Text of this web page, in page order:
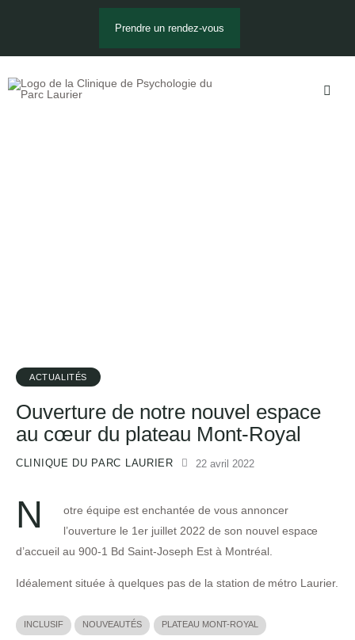
Prendre un rendez-vous
ACTUALITÉS
Ouverture de notre nouvel espace
au cœur du plateau Mont-Royal
CLINIQUE DU PARC LAURIER 22 avril 2022
N
otre équipe est enchantée de vous annoncer
l’ouverture le 1er juillet 2022 de son nouvel espace
d’accueil au 900-1 Bd Saint-Joseph Est à Montréal.
Idéalement située à quelques pas de la station de métro Laurier.
INCLUSIF NOUVEAUTÉS PLATEAU MONT-ROYAL